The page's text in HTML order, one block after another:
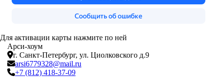
Для активации карты нажмите по ней
Арси-хоум
г. Санкт-Петербург, ул. Циолковского д.9
arsi6779328@mail.ru
+7 (812) 418-37-09